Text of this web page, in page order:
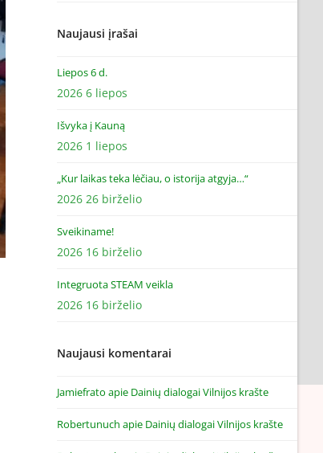
Naujausi įrašai
Liepos 6 d.
2026 6 liepos
Išvyka į Kauną
2026 1 liepos
„Kur laikas teka lėčiau, o istorija atgyja…“
2026 26 birželio
Sveikiname!
2026 16 birželio
Integruota STEAM veikla
2026 16 birželio
Naujausi komentarai
Jamiefrato apie Dainių dialogai Vilnijos krašte
Robertunuch apie Dainių dialogai Vilnijos krašte